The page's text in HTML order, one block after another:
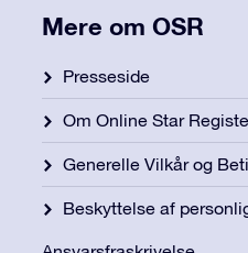
Mere om OSR
Presseside
Om Online Star
Generelle Vilkår og
Beskyttelse af